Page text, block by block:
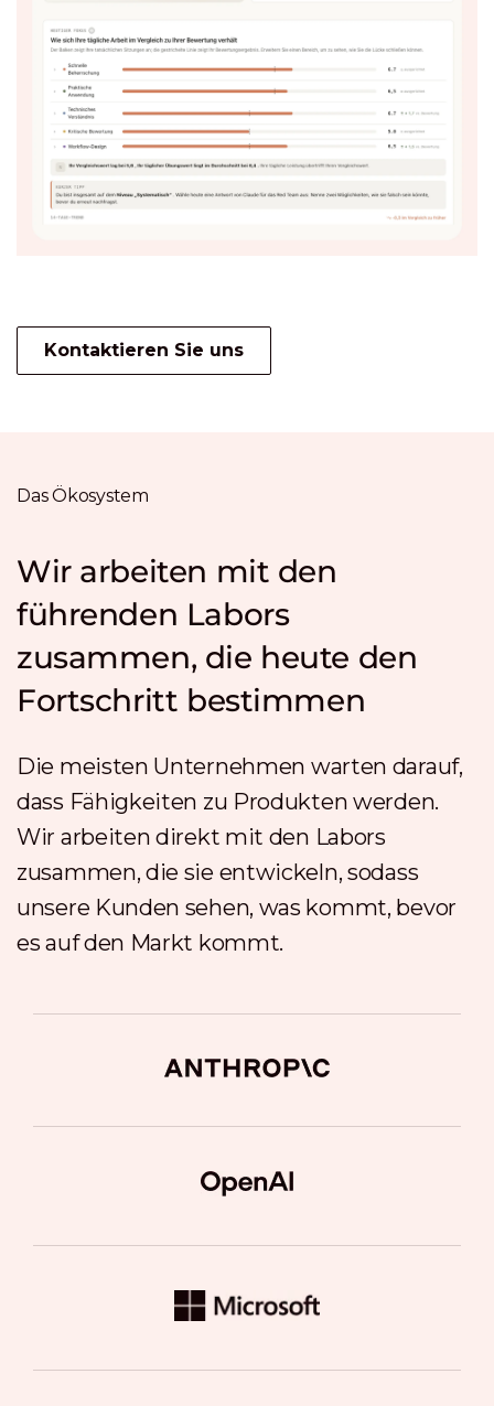
Kontaktieren Sie uns
Das Ökosystem
Wir arbeiten mit den
führenden Labors
zusammen, die heute den
Fortschritt bestimmen
Die meisten Unternehmen warten darauf,
dass Fähigkeiten zu Produkten werden.
Wir arbeiten direkt mit den Labors
zusammen, die sie entwickeln, sodass
unsere Kunden sehen, was kommt, bevor
es auf den Markt kommt.